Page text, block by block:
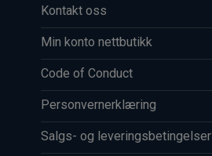
Kontakt oss
Min konto nettbutikk
Code of Conduct
Personvernerklæring
Salgs- og leveringsbetingelser